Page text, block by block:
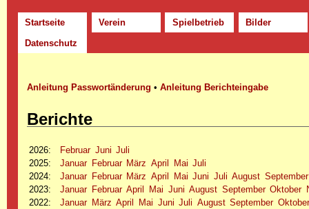
Startseite Verein Spielbetrieb
Bilder
Datenschutz
Anleitung Passwortänderung •Anleitung Berichteingabe
Berichte
2026: Februar Juni Juli
2025: Januar Februar März April Mai Juli
2024: Januar Februar März April Mai Juni Juli August September
2023: Januar Februar April Mai Juni August September Oktober
2022: Januar März April Mai Juni Juli August September